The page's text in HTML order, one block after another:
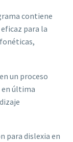
contiene
para la
un proceso
última
para dislexia en